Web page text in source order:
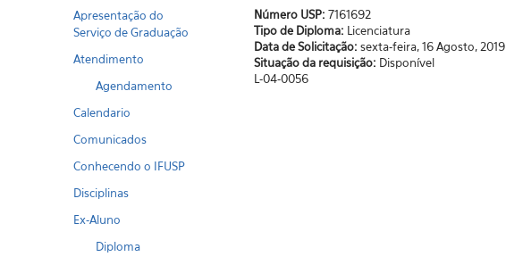
Apresentação do
Serviço de Graduação
Atendimento
Agendamento
Calendario
Comunicados
Conhecendo o IFUSP
Disciplinas
Ex-Aluno
Diploma
Número USP: 7161692
Tipo de Diploma: Licenciatura
Data de Solicitação: sexta-feira, 16 Agosto, 2019
Situação da requisição: Disponível
L-04-0056